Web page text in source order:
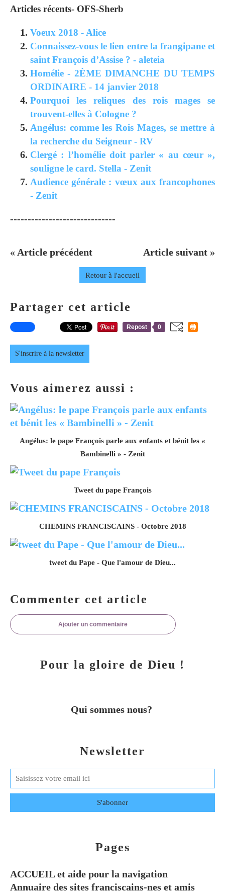
Articles récents- OFS-Sherb
Voeux 2018 - Alice
Connaissez-vous le lien entre la frangipane et
saint François d’Assise ? - aleteia
Homélie - 2ÈME DIMANCHE DU TEMPS
ORDINAIRE - 14 janvier 2018
Pourquoi les reliques des rois mages se
trouvent-elles à Cologne ?
Angélus: comme les Rois Mages, se mettre à
la recherche du Seigneur - RV
Clergé : l’homélie doit parler « au cœur »,
souligne le card. Stella - Zenit
Audience générale : vœux aux francophones
- Zenit
------------------------------
« Article précédent Article suivant »
Retour à l'accueil
Partager cet article
Repost 0
S'inscrire à la newsletter
Vous aimerez aussi :
Angélus: le pape François parle aux enfants et bénit les «
Bambinelli » - Zenit
Tweet du pape François
CHEMINS FRANCISCAINS - Octobre 2018
tweet du Pape - Que l'amour de Dieu...
Commenter cet article
Ajouter un commentaire
Newsletter
Pages
ACCUEIL et aide pour la navigation
Annuaire des sites franciscains-nes et amis
Pour la gloire de Dieu !
Qui sommes nous?